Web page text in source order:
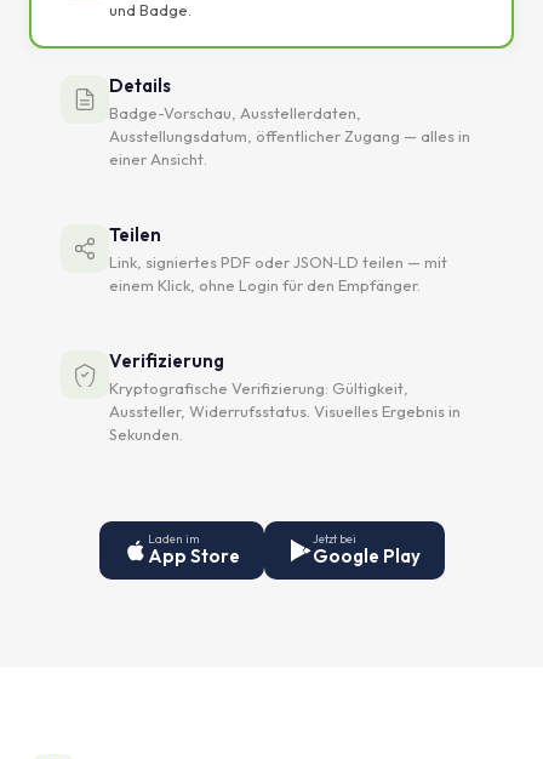
und Badge.
Details
Badge-Vorschau, Ausstellerdaten,
Ausstellungsdatum, öffentlicher Zugang — alles in
einer Ansicht.
Teilen
Link, signiertes PDF oder JSON‑LD teilen — mit
einem Klick, ohne Login für den Empfänger.
Verifizierung
Kryptografische Verifizierung: Gültigkeit,
Aussteller, Widerrufsstatus. Visuelles Ergebnis in
Sekunden.
Laden im
App Store
Jetzt bei
Google Play